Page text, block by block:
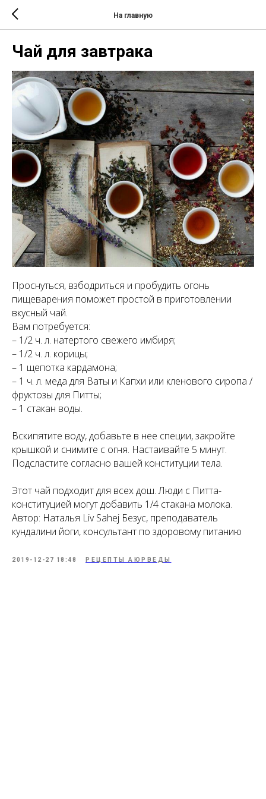
На главную
Чай для завтрака
Проснуться, взбодриться и пробудить огонь
пищеварения поможет простой в приготовлении
вкусный чай.
Вам потребуется:
– 1/2 ч. л. натертого свежего имбиря;
– 1/2 ч. л. корицы;
– 1 щепотка кардамона;
– 1 ч. л. меда для Ваты и Капхи или кленового сиропа /
фруктозы для Питты;
– 1 стакан воды.
Вскипятите воду, добавьте в нее специи, закройте
крышкой и снимите с огня. Настаивайте 5 минут.
Подсластите согласно вашей конституции тела.
Этот чай подходит для всех дош. Люди с Питта-
конституцией могут добавить 1/4 стакана молока.
Автор: Наталья Liv Sahej Безус, преподаватель
кундалини йоги, консультант по здоровому питанию
2019-12-27 18:48 РЕЦЕПТЫ АЮРВЕДЫ